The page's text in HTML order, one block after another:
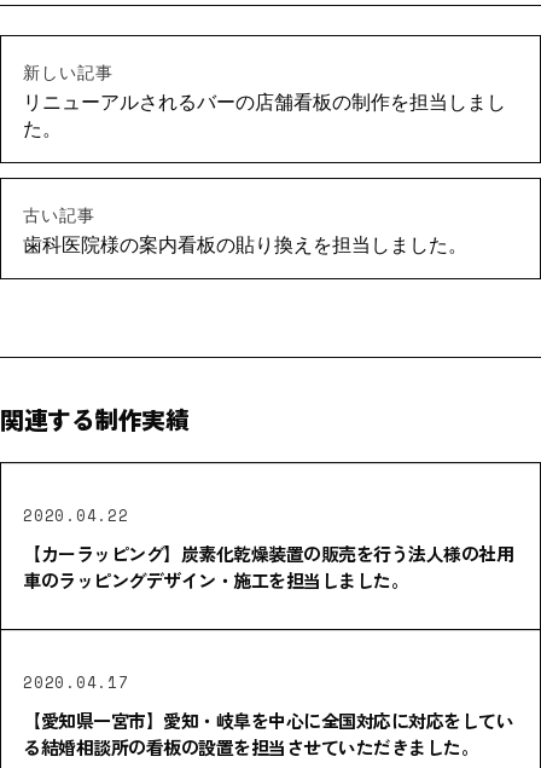
新しい記事
リニューアルされるバーの店舗看板の制作を担当しまし
た。
古い記事
歯科医院様の案内看板の貼り換えを担当しました。
関連する制作実績
2020.04.22
【カーラッピング】炭素化乾燥装置の販売を行う法人様の社用
車のラッピングデザイン・施工を担当しました。
2020.04.17
【愛知県一宮市】愛知・岐阜を中心に全国対応に対応をしてい
る結婚相談所の看板の設置を担当させていただきました。